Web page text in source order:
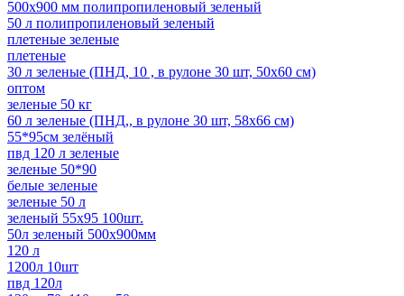
500х900 мм полипропиленовый зеленый
50 л полипропиленовый зеленый
плетеные зеленые
плетеные
30 л зеленые (ПНД, 10 , в рулоне 30 шт, 50х60 см)
оптом
зеленые 50 кг
60 л зеленые (ПНД,, в рулоне 30 шт, 58х66 см)
55*95см зелёный
пвд 120 л зеленые
зеленые 50*90
белые зеленые
зеленые 50 л
зеленый 55x95 100шт.
50л зеленый 500х900мм
120 л
1200л 10шт
пвд 120л